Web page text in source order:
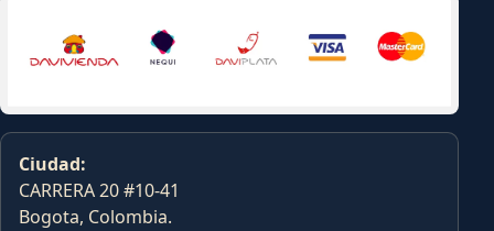
Ciudad:
CARRERA 20 #10-41
Bogota, Colombia.